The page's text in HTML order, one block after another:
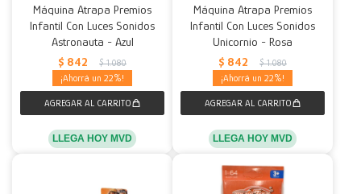
Máquina Atrapa Premios
Infantil Con Luces Sonidos
Astronauta - Azul
$ 842 $ 1.080
22
LLEGA HOY MVD
Máquina Atrapa Premios
Infantil Con Luces Sonidos
Unicornio - Rosa
$ 842 $ 1.080
22
LLEGA HOY MVD